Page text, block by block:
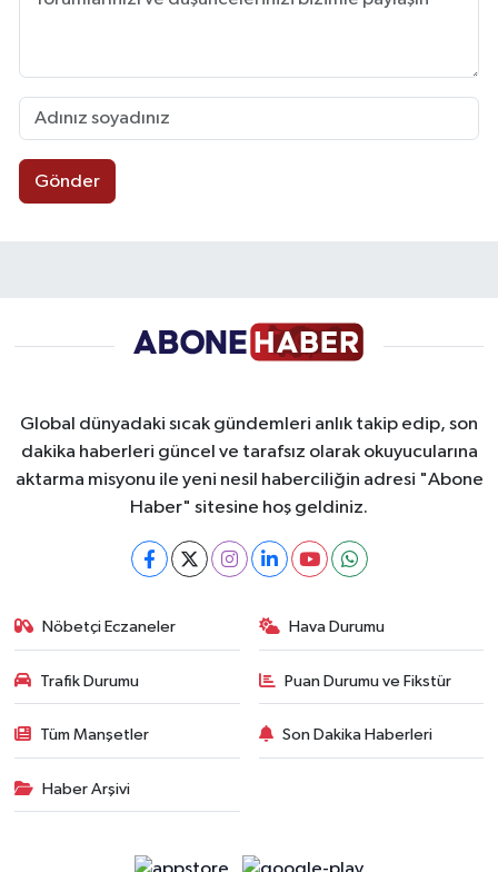
Gönder
Global dünyadaki sıcak gündemleri anlık takip edip, son
dakika haberleri güncel ve tarafsız olarak okuyucularına
aktarma misyonu ile yeni nesil haberciliğin adresi "Abone
Haber" sitesine hoş geldiniz.
Nöbetçi Eczaneler Hava Durumu
Trafik Durumu Puan Durumu ve Fikstür
Tüm Manşetler Son Dakika Haberleri
Haber Arşivi